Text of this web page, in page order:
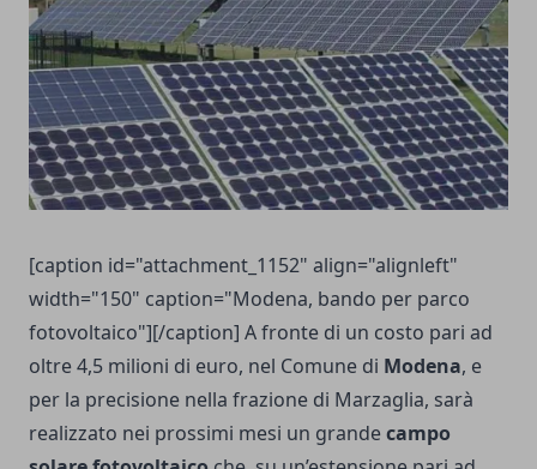
[caption id="attachment_1152" align="alignleft"
width="150" caption="Modena, bando per parco
fotovoltaico"][/caption] A fronte di un costo pari ad
oltre 4,5 milioni di euro, nel Comune di Modena, e
per la precisione nella frazione di Marzaglia, sarà
realizzato nei prossimi mesi un grandecampo